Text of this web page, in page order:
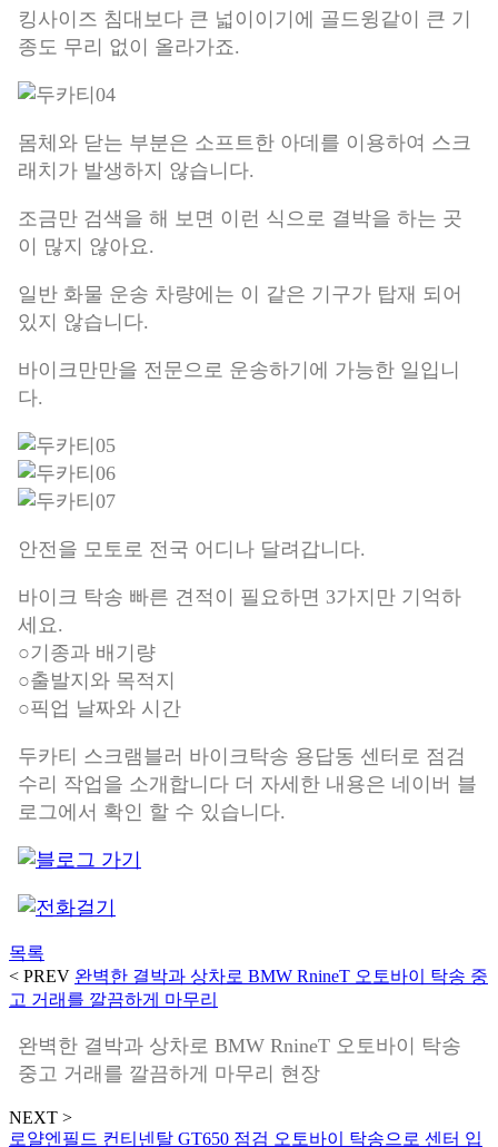
킹사이즈 침대보다 큰 넓이이기에 골드윙같이 큰 기
종도 무리 없이 올라가죠.
​몸체와 닫는 부분은 소프트한 아데를 이용하여 스크
래치가 발생하지 않습니다.
조금만 검색을 해 보면 이런 식으로 결박을 하는 곳
이 많지 않아요.
일반 화물 운송 차량에는 이 같은 기구가 탑재 되어
있지 않습니다.
바이크만만을 전문으로 운송하기에 가능한 일입니
다.
안전을 모토로 전국 어디나 달려갑니다.
바이크 탁송 빠른 견적이 필요하면 3가지만 기억하
세요.
○기종과 배기량
○출발지와 목적지
○픽업 날짜와 시간
두카티 스크램블러 바이크탁송 용답동 센터로 점검
수리 작업을 소개합니다 더 자세한 내용은 네이버 블
로그에서 확인 할 수 있습니다.
목록
< PREV 완벽한 결박과 상차로 BMW RnineT 오토바이 탁송 중
고 거래를 깔끔하게 마무리
완벽한 결박과 상차로 BMW RnineT 오토바이 탁송
중고 거래를 깔끔하게 마무리 현장
NEXT >
로얄엔필드 컨티넨탈 GT650 점검 오토바이 탁송으로 센터 입